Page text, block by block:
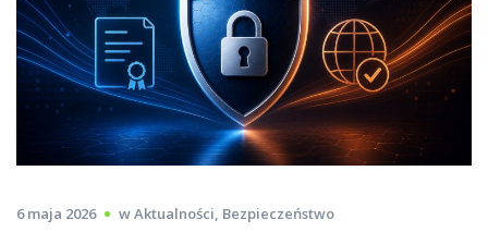
6 maja 2026 wAktualności, Bezpieczeństwo